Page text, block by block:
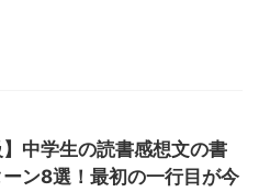
】中学生の読書感想文の書
ン8選！最初の一行目が今